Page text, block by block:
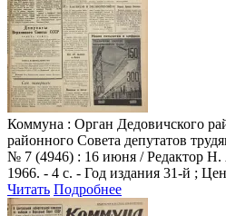
Коммуна : Орган Дедовичского
районного Совета депутатов
№ 7 (4946) : 16 июня / Редактор
1966. - 4 с. - Год издания 31-й ;
Читать Подробнее